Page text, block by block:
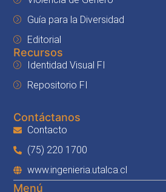
Guía para la Diversidad
Editorial
Recursos
Identidad Visual FI
Repositorio FI
Contáctanos
Contacto
(75) 220 1700
www.ingenieria.utalca.cl
Menú